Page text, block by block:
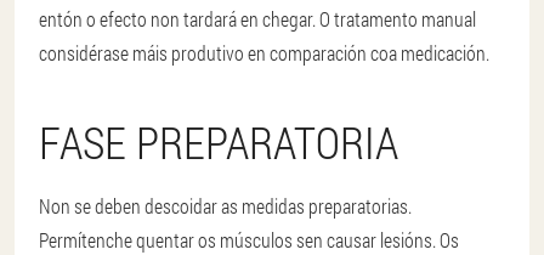
entón o efecto non tardará en chegar. O tratamento manual
considérase máis produtivo en comparación coa medicación.
FASE PREPARATORIA
Non se deben descoidar as medidas preparatorias.
Permítenche quentar os músculos sen causar lesións. Os